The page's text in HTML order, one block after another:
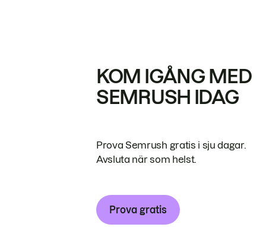
KOM IGÅNG MED
SEMRUSH IDAG
Prova Semrush gratis i sju dagar.
Avsluta när som helst.
Prova gratis